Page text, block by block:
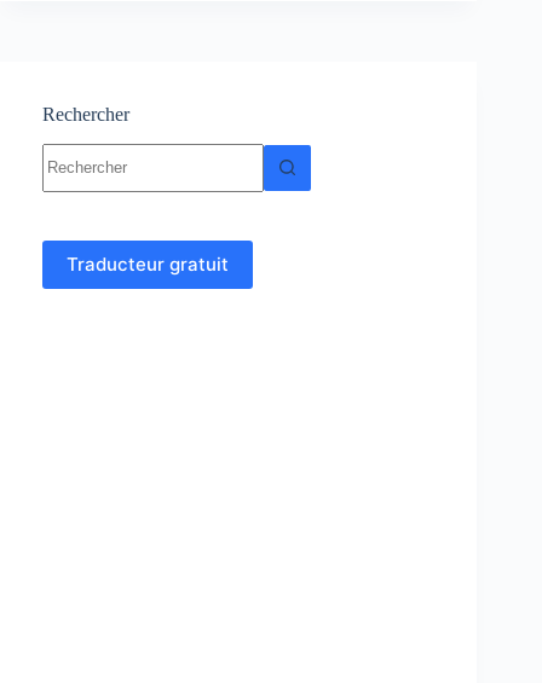
Exercices
Examen
corrigés
Rechercher
résultat
Traducteur gratuit